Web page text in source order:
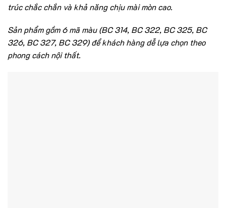
trúc chắc chắn và khả năng chịu mài mòn cao.
Sản phẩm gồm 6 mã màu (BC 314, BC 322, BC 325, BC
326, BC 327, BC 329) để khách hàng dễ lựa chọn theo
phong cách nội thất.